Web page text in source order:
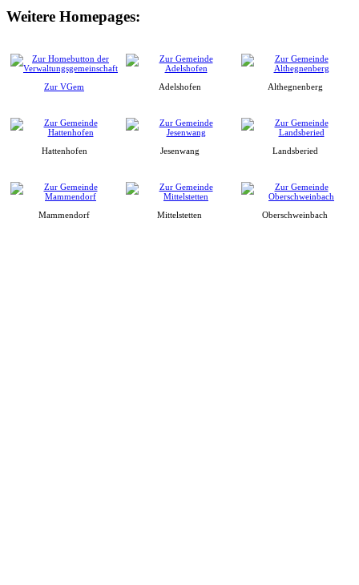
Weitere Homepages:
Zur VGem Adelshofen Althegnenberg
Hattenhofen Jesenwang Landsberied
Mammendorf Mittelstetten Oberschweinbach